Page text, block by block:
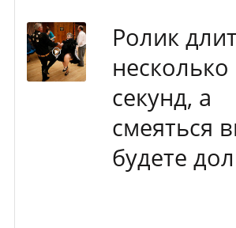
Ролик
несколько
секунд, а
смеяться
будете